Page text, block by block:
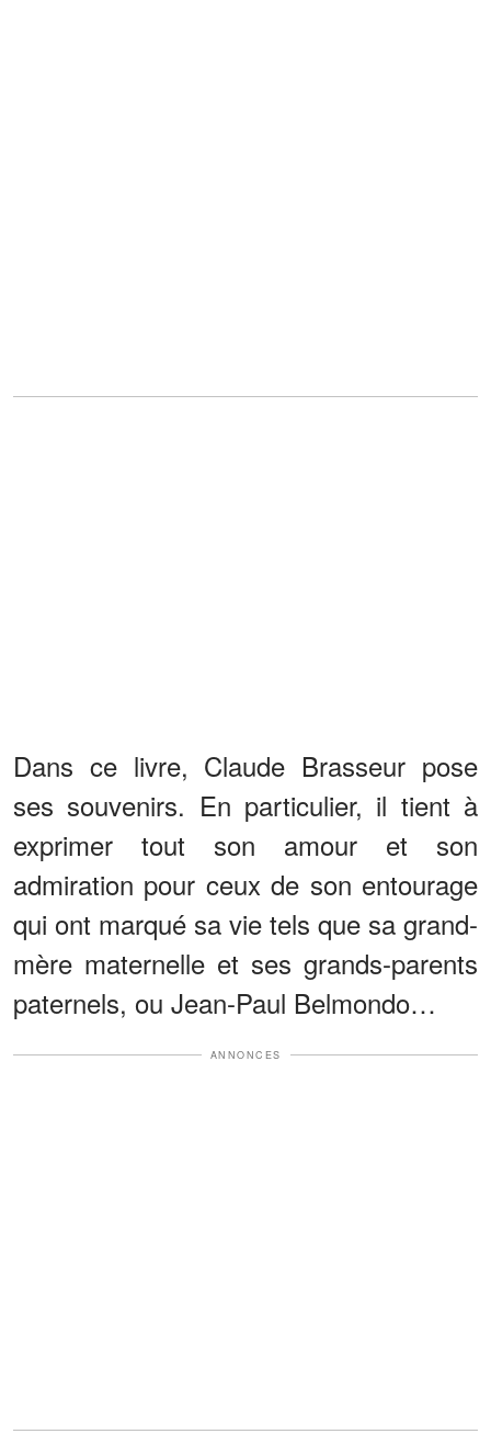
Dans ce livre, Claude Brasseur pose
ses souvenirs. En particulier, il tient à
exprimer tout son amour et son
admiration pour ceux de son entourage
qui ont marqué sa vie tels que sa grand-
mère maternelle et ses grands-parents
paternels, ou Jean-Paul Belmondo…
ANNONCES